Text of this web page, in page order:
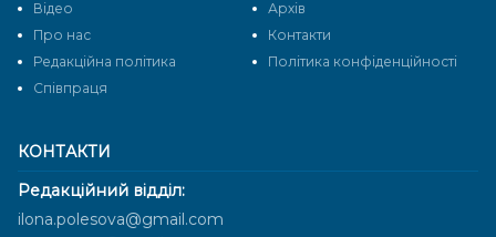
КОНТАКТИ
Редакційний відділ:
ilona.polesova@gmail.com
Відео
Архів
Про нас
Контакти
Редакційна політика
Політика конфіденційності
Cпівпраця